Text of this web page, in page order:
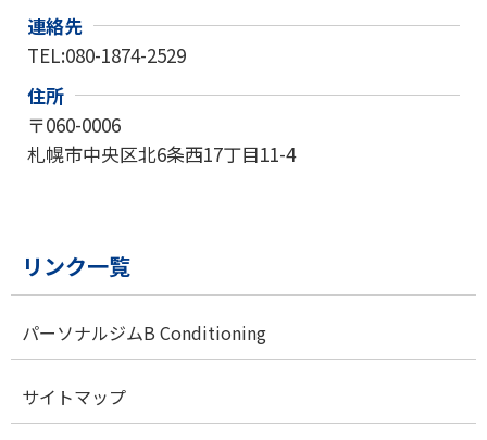
連絡先
TEL:080-1874-2529
住所
〒060-0006
札幌市中央区北6条西17丁目11-4
リンク一覧
パーソナルジムB Conditioning
サイトマップ